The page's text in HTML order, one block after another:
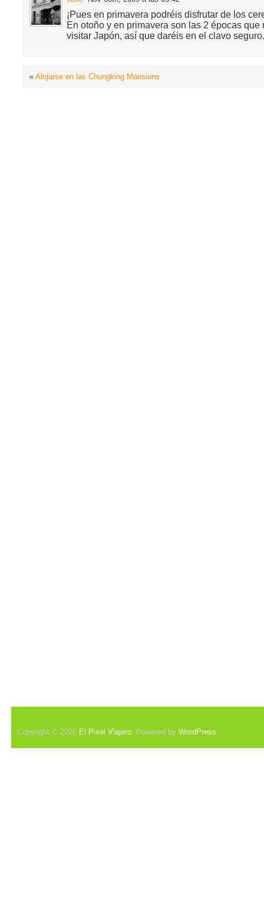
¡Pues en primavera podréis disfrutar de los
En otoño y en primavera son las 2 épocas que
visitar Japón, así que daréis en el clavo seguro.
« Alojarse en las Chungking Mansions
Copyright © 2026 El Pixel Viajero. Powered by WordPress.